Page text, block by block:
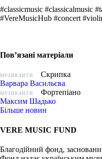
#classicmusic #classicalmusic
#VereMusicHub #concert
Пов’язані матеріали
МУЗИКАНТИ
Скрипка
Варвара Васильєва
МУЗИКАНТИ
Фортепіано
Максим Шадько
Більше новин
VERE MUSIC FUND
Благодійний фонд,